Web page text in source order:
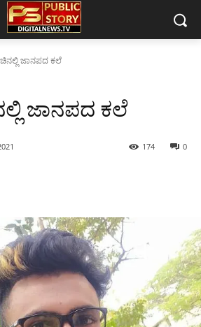
ಜಾನಪದ ಕಲೆ
ಜಾನಪದ ಕಲೆ
0
174